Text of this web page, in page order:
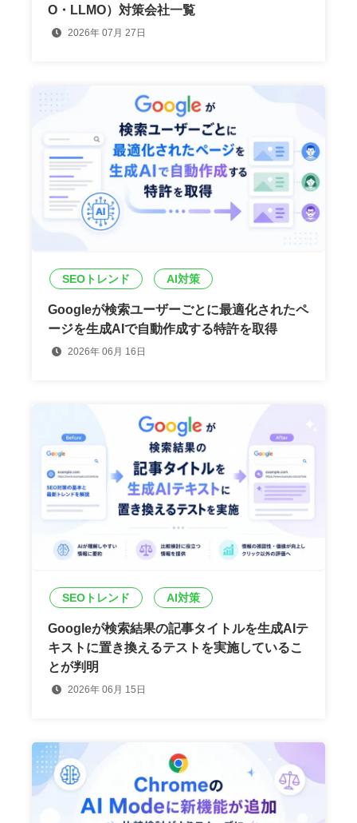
O・LLMO）対策会社一覧
2026年 07月 27日
SEOトレンド AI対策
Googleが検索ユーザーごとに最適化されたペ
ージを生成AIで自動作成する特許を取得
2026年 06月 16日
SEOトレンド AI対策
Googleが検索結果の記事タイトルを生成AIテ
キストに置き換えるテストを実施しているこ
とが判明
2026年 06月 15日